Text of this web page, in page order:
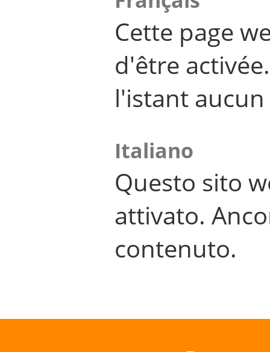
Cette page
d'être
l'istant
Italiano
Questo sito
attivato.
contenuto.